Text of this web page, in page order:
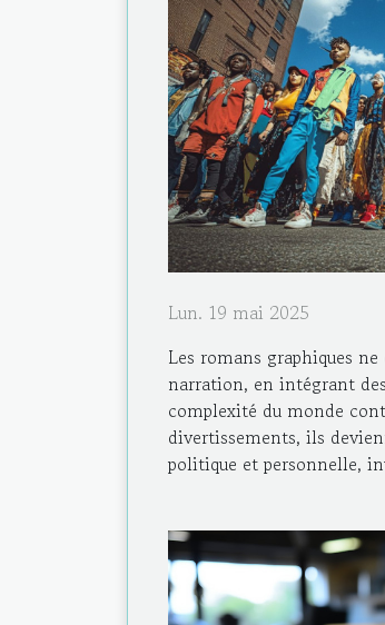
Lun. 19 mai 2025
Les romans graphiques
narration, en intégrant
complexité du monde
divertissements, ils
politique et personnelle,